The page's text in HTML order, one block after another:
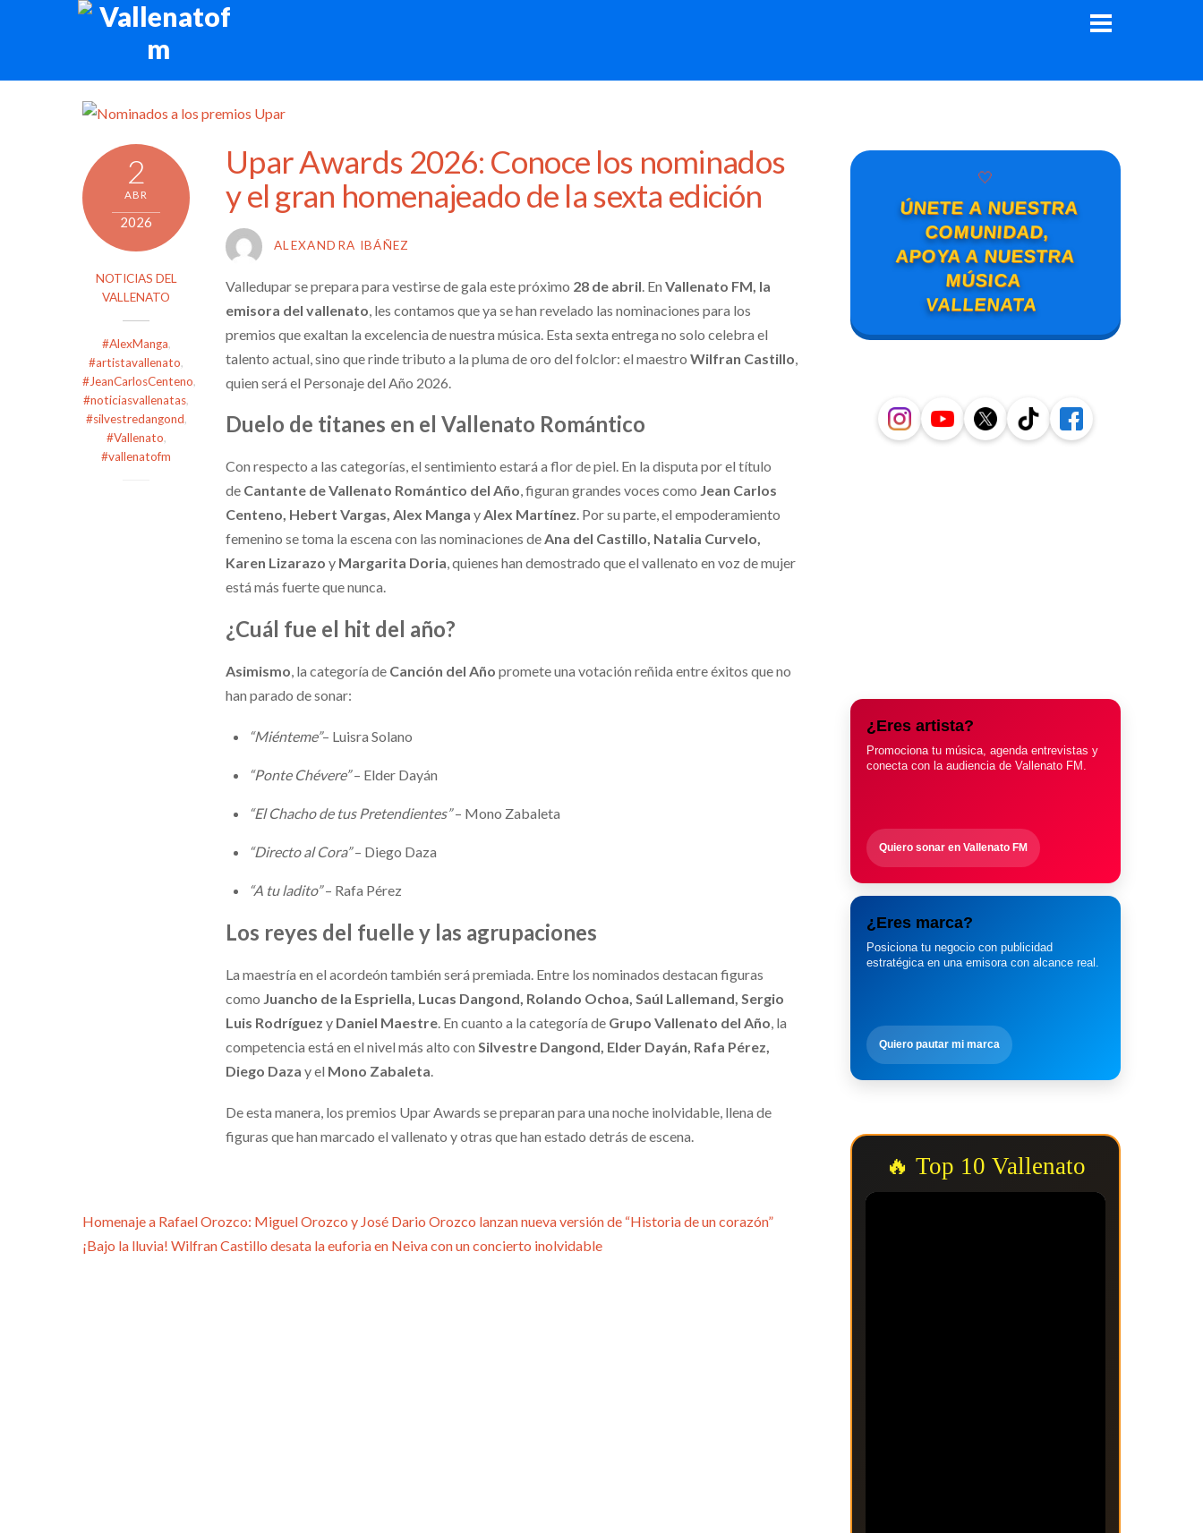
Menu
2
ABR
2026
NOTICIAS DEL
VALLENATO
#AlexManga,
#artistavallenato,
#JeanCarlosCenteno,
#noticiasvallenatas,
#silvestredangond,
#Vallenato,
#vallenatofm
Upar Awards 2026: Conoce los nominados
y el gran homenajeado de la sexta edición
ALEXANDRA IBÁÑEZ
Valledupar se prepara para vestirse de gala este próximo 28 de abril . EnVallenato FM, la
emisora del vallenato , les contamos que ya se han revelado las nominaciones para los
premios que exaltan la excelencia de nuestra música. Esta sexta entrega no solo celebra el
talento actual, sino que rinde tributo a la pluma de oro del folclor: el maestroWilfran Castillo
quien será el Personaje del Año 2026.
Duelo de titanes en el Vallenato Romántico
Con respecto a las categorías, el sentimiento estará a flor de piel. En la disputa por el título
de Cantante de Vallenato Romántico del Año, figuran grandes voces como Jean Carlos
Centeno, Hebert Vargas, Alex Manga yAlex Martínez. Por su parte, el empoderamiento
femenino se toma la escena con las nominaciones deAna del Castillo, Natalia Curvelo,
Karen Lizarazo y Margarita Doria, quienes han demostrado que el vallenato en voz de mujer
está más fuerte que nunca.
¿Cuál fue el hit del año?
Asimismo, la categoría de Canción del Año promete una votación reñida entre éxitos que no
han parado de sonar:
“Miénteme”– Luisra Solano
“Ponte Chévere”– Elder Dayán
“El Chacho de tus Pretendientes”– Mono Zabaleta
“Directo al Cora”– Diego Daza
“A tu ladito”– Rafa Pérez
Los reyes del fuelle y las agrupaciones
La maestría en el acordeón también será premiada. Entre los nominados destacan figuras
como Juancho de la Espriella, Lucas Dangond, Rolando Ochoa, Saúl Lallemand, Sergio
Luis Rodríguez y Daniel Maestre. En cuanto a la categoría de Grupo Vallenato del Año, la
competencia está en el nivel más alto conSilvestre Dangond, Elder Dayán, Rafa Pérez,
Diego Daza y el Mono Zabaleta.
De esta manera, los premios Upar Awards se preparan para una noche inolvidable, llena de
figuras que han marcado el vallenato y otras que han estado detrás de escena.
Homenaje a Rafael Orozco: Miguel Orozco y José Dario Orozco lanzan nueva versión de “Historia de un corazón”
¡Bajo la lluvia! Wilfran Castillo desata la euforia en Neiva con un concierto inolvidable
🤍
ÚNETE A NUESTRA
COMUNIDAD,
APOYA A NUESTRA
MÚSICA
VALLENATA
¿Eres artista?
Promociona tu música, agenda entrevistas y
conecta con la audiencia de Vallenato FM.
Quiero sonar en Vallenato FM
¿Eres marca?
Posiciona tu negocio con publicidad
estratégica en una emisora con alcance real.
Quiero pautar mi marca
🔥 Top 10 Vallenato